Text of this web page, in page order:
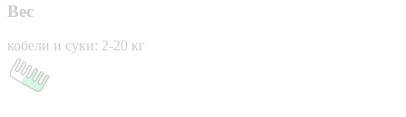
Вес
кобели и суки: 2-20 кг